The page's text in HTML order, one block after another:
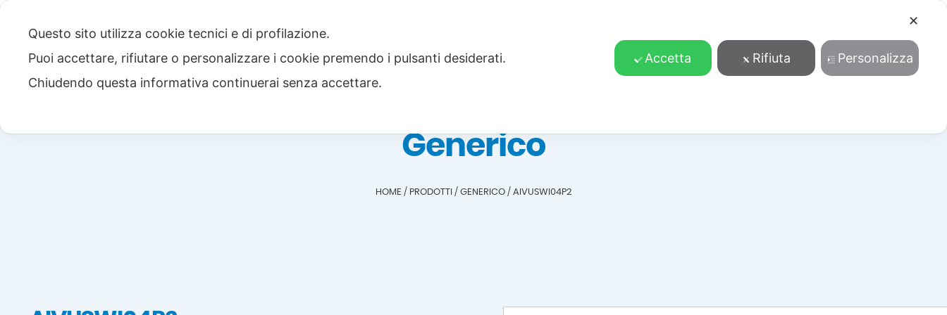
Download Cosa facciamo Contatti Accedi/Registrati
Generico
HOME / PRODOTTI / GENERICO / AIVUSWI04P2
✕
Questo sito utilizza cookie tecnici e di profilazione.
Puoi accettare, rifiutare o personalizzare i cookie premendo i pulsanti desiderati.
Chiudendo questa informativa continuerai senza accettare.
Accetta Rifiuta Personalizza